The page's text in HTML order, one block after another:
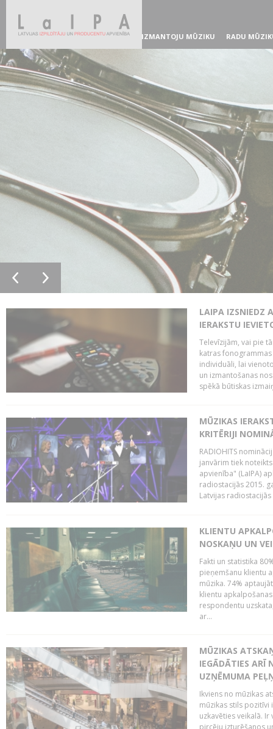
IZMANTOJU MŪZIKU RADU
LAIPA IZSNIEDZ
IERAKSTU
Televīzijām, vai pie
katras
individuāli, lai
un izmantošanas
spēkā būtiskas
MŪZIKAS
KRITĒRIJI
RADIOHITS
janvārim tiek
apvienība" (LaIPA)
radiostacijās 2015.
Latvijas
KLIENTU
NOSKAŅU UN
Fakti un statistika
pieņemšanu klientu
mūzika. 74%
klientu
respondentu
ar...
MŪZIKAS
IEGĀDĀTIES ARĪ
UZŅĒMUMA
Ikviens no mūzikas
mūzikas stils pozitīvi
uzkavēties veikalā.
pircēju izturēšanos